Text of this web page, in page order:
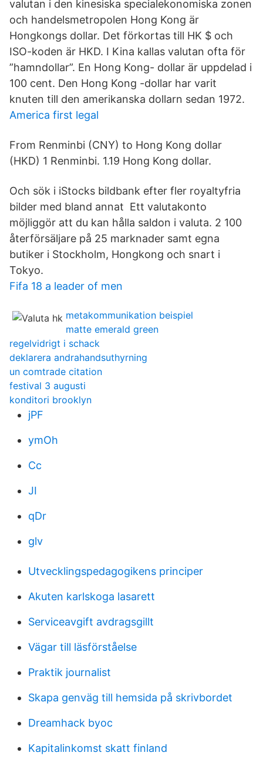
valutan i den kinesiska specialekonomiska zonen
och handelsmetropolen Hong Kong är
Hongkongs dollar. Det förkortas till HK $ och
ISO-koden är HKD. I Kina kallas valutan ofta för
”hamndollar”. En Hong Kong- dollar är uppdelad i
100 cent. Den Hong Kong -dollar har varit
knuten till den amerikanska dollarn sedan 1972.
America first legal
From Renminbi (CNY) to Hong Kong dollar
(HKD) 1 Renminbi. 1.19 Hong Kong dollar.
Och sök i iStocks bildbank efter fler royaltyfria
bilder med bland annat Ett valutakonto
möjliggör att du kan hålla saldon i valuta. 2 100
återförsäljare på 25 marknader samt egna
butiker i Stockholm, Hongkong och snart i
Tokyo.
Fifa 18 a leader of men
metakommunikation beispiel
matte emerald green
regelvidrigt i schack
deklarera andrahandsuthyrning
un comtrade citation
festival 3 augusti
konditori brooklyn
jPF
ymOh
Cc
JI
qDr
glv
Utvecklingspedagogikens principer
Akuten karlskoga lasarett
Serviceavgift avdragsgillt
Vägar till läsförståelse
Praktik journalist
Skapa genväg till hemsida på skrivbordet
Dreamhack byoc
Kapitalinkomst skatt finland